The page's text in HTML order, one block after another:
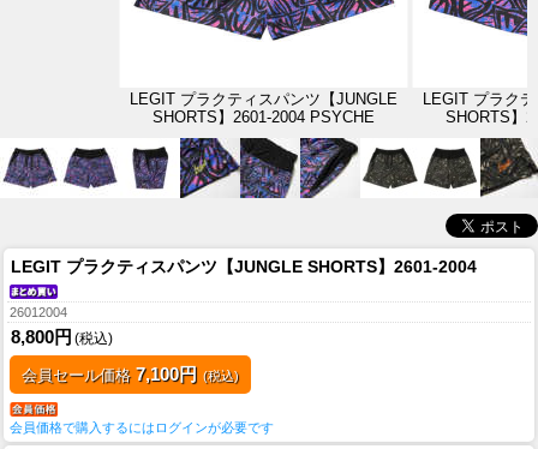
LEGIT プラクティスパンツ【JUNGLE
SHORTS】2601-2004 PSYCHE
LEGIT プラク
SHORTS】
LEGIT プラクティスパンツ【JUNGLE SHORTS】2601-2004
26012004
8,800円 (税込)
会員セール価格 7,100円 (税込)
会員価格で購入するにはログインが必要です